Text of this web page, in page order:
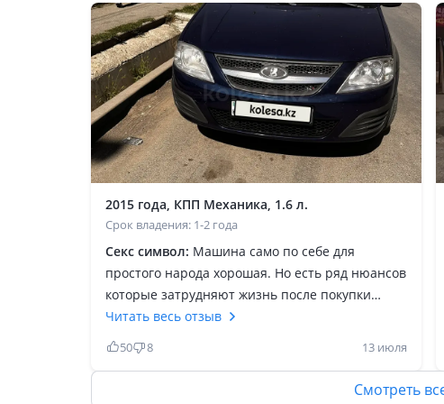
2015 года, КПП Механика, 1.6 л.
Срок владения: 1-2 года
Секс символ: Машина само по себе для
простого народа хорошая. Но есть ряд нюансов
которые затрудняют жизнь после покупки
данного автомобиля. Во первых двигатель
11189 8 клапанной мотор отстойный, очень
похожие двигателя стоят на гранте, 2109, 2199,
2110 до 2114, но друг к другу не подходит то
Читать весь отзыв
50 8 13 июля
Смотреть